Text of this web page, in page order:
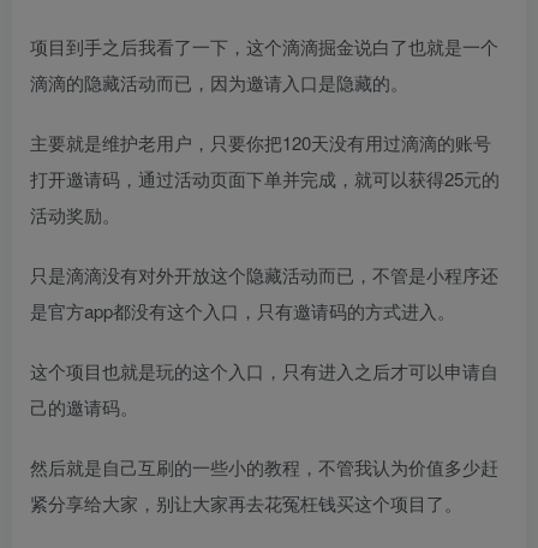
项目到手之后我看了一下，这个滴滴掘金说白了也就是一个
滴滴的隐藏活动而已，因为邀请入口是隐藏的。
主要就是维护老用户，只要你把120天没有用过滴滴的账号
打开邀请码，通过活动页面下单并完成，就可以获得25元的
活动奖励。
只是滴滴没有对外开放这个隐藏活动而已，不管是小程序还
是官方app都没有这个入口，只有邀请码的方式进入。
这个项目也就是玩的这个入口，只有进入之后才可以申请自
己的邀请码。
然后就是自己互刷的一些小的教程，不管我认为价值多少赶
紧分享给大家，别让大家再去花冤枉钱买这个项目了。